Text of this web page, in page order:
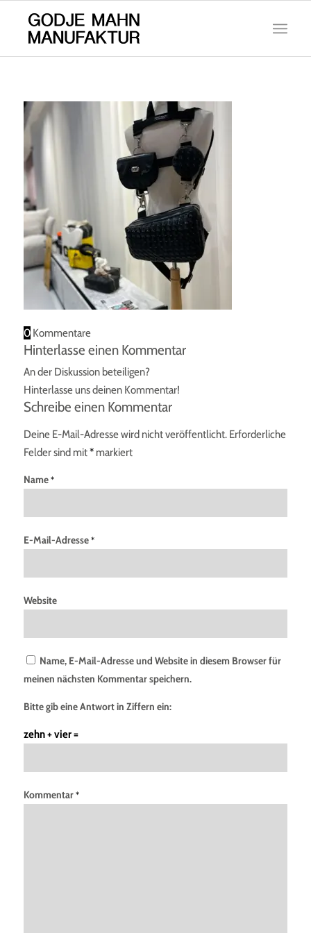
0 Kommentare
Hinterlasse einen Kommentar
An der Diskussion beteiligen?
Hinterlasse uns deinen Kommentar!
Schreibe einen Kommentar
Deine E-Mail-Adresse wird nicht veröffentlicht. Erforderliche
Felder sind mit*markiert
Name*
E-Mail-Adresse*
Website
Name, E-Mail-Adresse und Website in diesem Browser für
meinen nächsten Kommentar speichern.
Bitte gib eine Antwort in Ziffern ein:
zehn + vier =
Kommentar*